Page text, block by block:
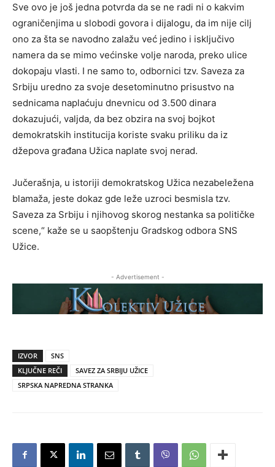
Sve ovo je još jedna potvrda da se ne radi ni o kakvim
ograničenjima u slobodi govora i dijalogu, da im nije cilj
ono za šta se navodno zalažu već jedino i isključivo
namera da se mimo većinske volje naroda, preko ulice
dokopaju vlasti. I ne samo to, odbornici tzv. Saveza za
Srbiju uredno za svoje desetominutno prisustvo na
sednicama naplaćuju dnevnicu od 3.500 dinara
dokazujući, valjda, da bez obzira na svoj bojkot
demokratskih institucija koriste svaku priliku da iz
džepova građana Užica naplate svoj nerad.
Jučerašnja, u istoriji demokratskog Užica nezabeležena
blamaža, jeste dokaz gde leže uzroci besmisla tzv.
Saveza za Srbiju i njihovog skorog nestanka sa političke
scene,“ kaže se u saopštenju Gradskog odbora SNS
Užice.
- Advertisement -
IZVOR
SNS
KLJUČNE REČI
SAVEZ ZA SRBIJU UŽICE
SRPSKA NAPREDNA STRANKA